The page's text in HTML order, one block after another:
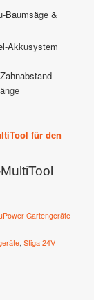
Baumsäge &
Akkusystem
für den
Gartengeräte
, Stiga 24V